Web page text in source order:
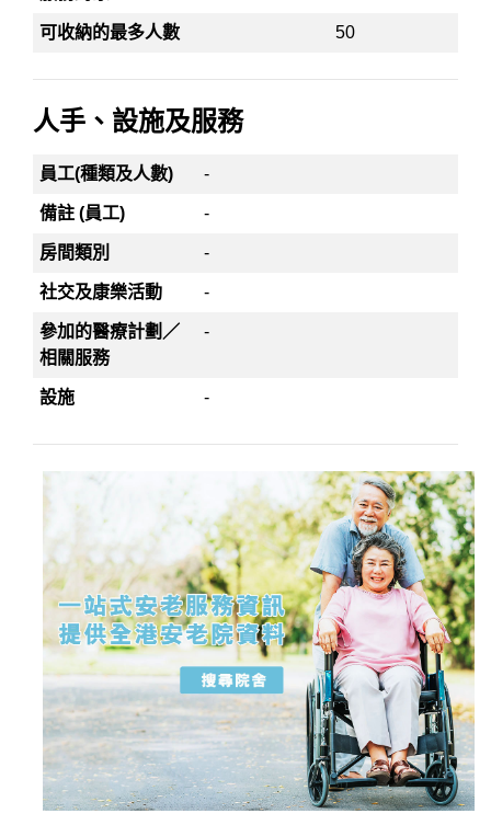
可收納的最多人數 50
人手、設施及服務
員工(種類及人數) -
備註 (員工) -
房間類別 -
社交及康樂活動 -
參加的醫療計劃／
相關服務
-
設施 -